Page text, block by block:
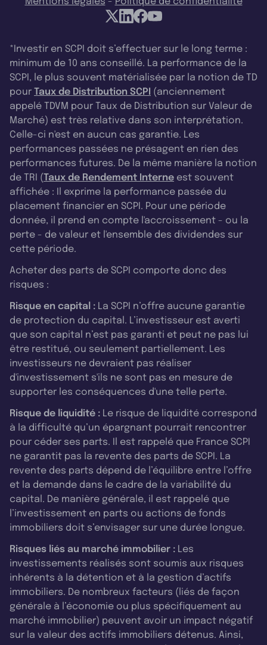
*Investir en SCPI doit s’effectuer sur le long terme :
minimum de 10 ans conseillé. La performance de la
SCPI, le plus souvent matérialisée par la notion de TD
pour Taux de Distribution SCPI (anciennement
appelé TDVM pour Taux de Distribution sur Valeur de
Marché) est très relative dans son interprétation.
Celle-ci n'est en aucun cas garantie. Les
performances passées ne présagent en rien des
performances futures. De la même manière la notion
de TRI (Taux de Rendement Interne est souvent
affichée : Il exprime la performance passée du
placement financier en SCPI. Pour une période
donnée, il prend en compte l'accroissement - ou la
perte - de valeur et l'ensemble des dividendes sur
cette période.
Acheter des parts de SCPI comporte donc des
risques :
Risque en capital : La SCPI n’offre aucune garantie
de protection du capital. L’investisseur est averti
que son capital n’est pas garanti et peut ne pas lui
être restitué, ou seulement partiellement. Les
investisseurs ne devraient pas réaliser
d'investissement s'ils ne sont pas en mesure de
supporter les conséquences d'une telle perte.
Risque de liquidité : Le risque de liquidité correspond
à la difficulté qu’un épargnant pourrait rencontrer
pour céder ses parts. Il est rappelé que France SCPI
ne garantit pas la revente des parts de SCPI. La
revente des parts dépend de l’équilibre entre l’offre
et la demande dans le cadre de la variabilité du
capital. De manière générale, il est rappelé que
l’investissement en parts ou actions de fonds
immobiliers doit s’envisager sur une durée longue.
Risques liés au marché immobilier : Les
investissements réalisés sont soumis aux risques
inhérents à la détention et à la gestion d’actifs
immobiliers. De nombreux facteurs (liés de façon
générale à l’économie ou plus spécifiquement au
marché immobilier) peuvent avoir un impact négatif
sur la valeur des actifs immobiliers détenus. Ainsi,